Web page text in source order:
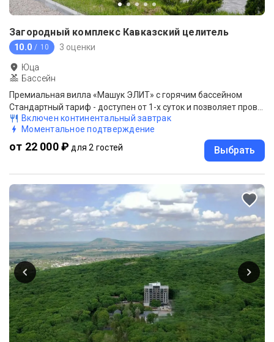
Загородный комплекс Кавказский целитель
10.0 / 10 3 оценки
Юца
Бассейн
Премиальная вилла «Машук ЭЛИТ» с горячим бассейном
Включен континентальный завтрак
Моментальное подтверждение
от 22 000 ₽ для 2 гостей Выбрать